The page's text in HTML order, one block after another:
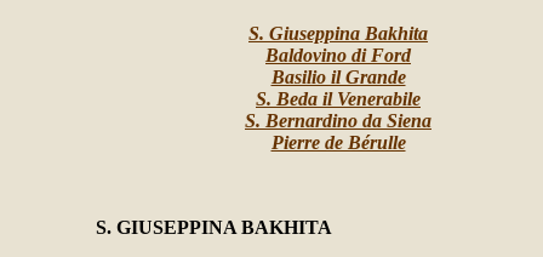
S. Giuseppina Bakhita
Baldovino di Ford
Basilio il Grande
S. Beda il Venerabile
S. Bernardino da Siena
Pierre de Bérulle
S. GIUSEPPINA BAKHITA